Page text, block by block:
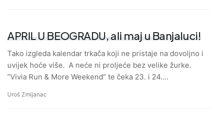
APRIL U BEOGRADU, ali maj u Banjaluci!
Tako izgleda kalendar trkača koji ne pristaje na dovoljno i
uvijek hoće više. A neće ni proljeće bez velike žurke.
“Vivia Run & More Weekend” te čeka 23. i 24.…
Uroš Zmijanac